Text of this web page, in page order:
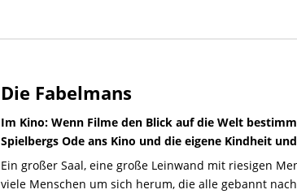
Die Fabelmans
Im Kino: Wenn Filme den Blick auf die Welt
Spielbergs Ode ans Kino und die eigene Kindheit
Ein großer Saal, eine große Leinwand mit riesigen
viele Menschen um sich herum, die alle gebannt